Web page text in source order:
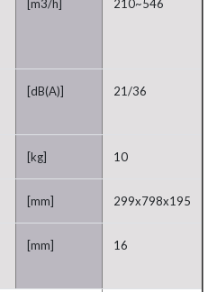
[m3/h] 210~546
[dB(A)] 21/36
[kg] 10
[mm] 299x798x195
[mm] 16